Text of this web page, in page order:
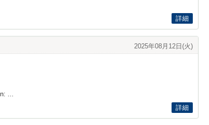
詳細
2025年08月12日(火)
...
詳細